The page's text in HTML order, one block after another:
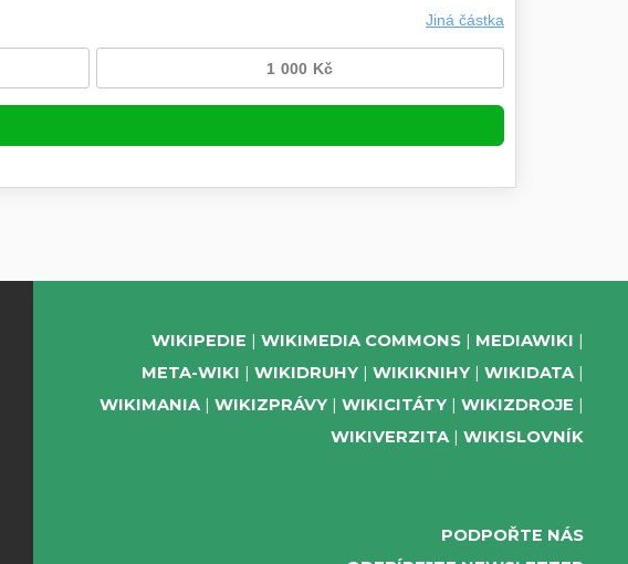
WIKIPEDIE WIKIMEDIA COMMONS
MEDIAWIKI
META-WIKI
WIKIDRUHY WIKIKNIHY
WIKIDATA
WIKIMANIA
WIKIZPRÁVY WIKICITÁTY
WIKIZDROJE
WIKIVERZITA
WIKISLOVNÍK
PODPOŘTE NÁS